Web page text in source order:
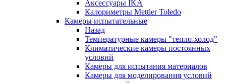
Аксессуары IKA
Калориметры Mettler Toledo
Камеры испытательные
Назад
Температурные камеры "тепло-холод"
Климатические камеры постоянных
условий
Камеры для испытания материалов
Камеры для моделирования условий